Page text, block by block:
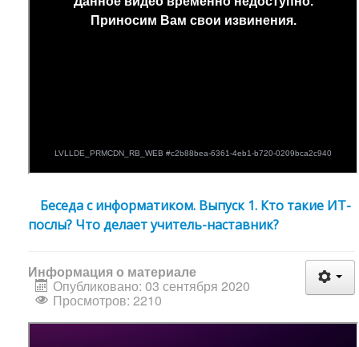
Беседа с информатиком. Выпуск 1. Кто такие ИТ-
послы? Что делает учитель-наставник?
Информация о материале
Опубликовано: 03 сентября 2020
Просмотров: 2210